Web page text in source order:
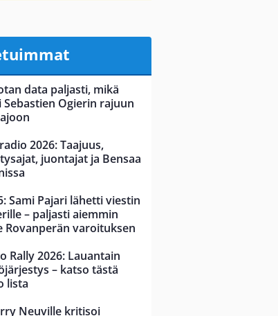
data paljasti, mikä
Sebastien Ogierin rajuun
2026: Taajuus,
juontajat ja Bensaa
Sami Pajari lähetti viestin
– paljasti aiemmin
Rovanperän varoituksen
Rally 2026: Lauantain
– katso tästä
lista
Neuville kritisoi